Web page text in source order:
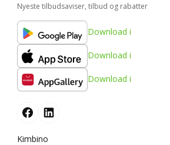
Nyeste tilbudsaviser, tilbud og rabatter
Download i
Download i
Download i
Kimbino